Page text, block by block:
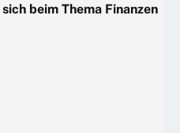
beim Thema Finanzen